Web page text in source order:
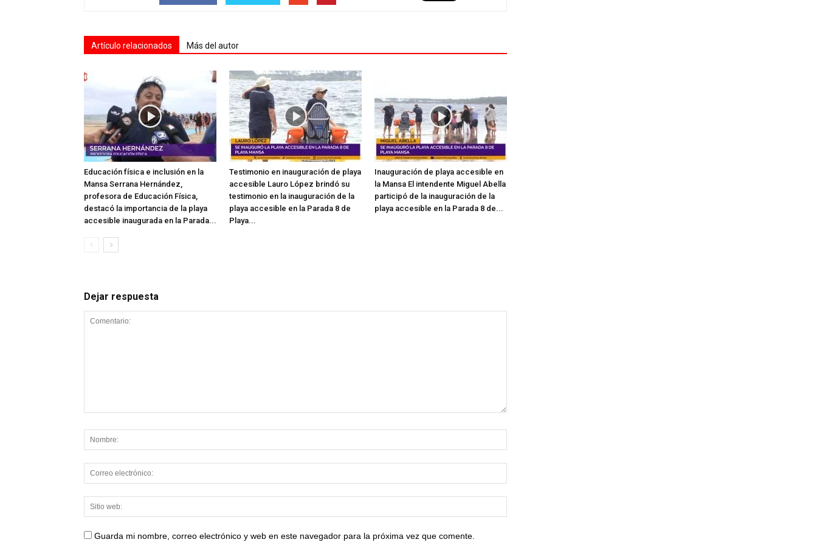
Artículo relacionados Más del autor
Educación física e inclusión en la
Mansa Serrana Hernández,
profesora de Educación Física,
destacó la importancia de la playa
accesible inaugurada en la Parada...
Testimonio en inauguración de playa
accesible Lauro López brindó su
testimonio en la inauguración de la
playa accesible en la Parada 8 de
Playa...
Inauguración de playa accesible en
la Mansa El intendente Miguel Abella
participó de la inauguración de la
playa accesible en la Parada 8 de...
Dejar respuesta
Guarda mi nombre, correo electrónico y web en este navegador para la próxima vez que comente.